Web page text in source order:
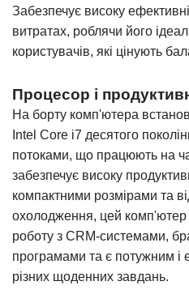
Забезпечує високу
витратах, роблячи його
користувачів, які цінують
Процесор і
На борту комп'ютера
Intel Core i7 десятого
потоками, що працюють на
забезпечує високу
компактними розмірами та
охолодження, цей комп'ютер
роботу з CRM-системами,
програмами та є потужним
різних щоденних завдань.